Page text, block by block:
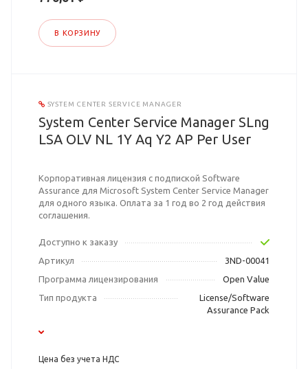
В КОРЗИНУ
SYSTEM CENTER SERVICE MANAGER
System Center Service Manager SLng
LSA OLV NL 1Y Aq Y2 AP Per User
Корпоративная лицензия с подпиской Software
Assurance для Microsoft System Center Service Manager
для одного языка. Оплата за 1 год во 2 год действия
соглашения.
Доступно к заказу
Артикул
3ND-00041
Программа лицензирования
Open Value
Тип продукта
License/Software
Assurance Pack
Цена без учета НДС